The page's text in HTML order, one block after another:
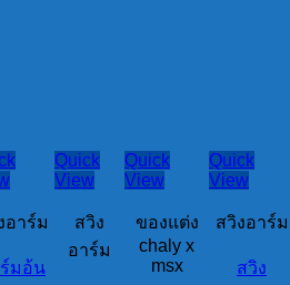
อาร์ม
มอ้น
Quick
View
สวิง
อาร์ม
Quick
View
ของแต่ง
chaly x
msx
Quick
View
สวิงอาร์ม
สวิง